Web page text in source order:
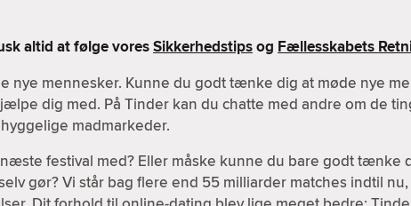
altid at følge voresSikkerhedstipsog Fællesskabets
nye mennesker. Kunne du godt tænke dig at møde nye
dig med. På Tinder kan du chatte med andre om de
madmarkeder.
festival med? Eller måske kunne du bare godt tænke
gør? Vi står bag flere end 55 milliarder matches indtil